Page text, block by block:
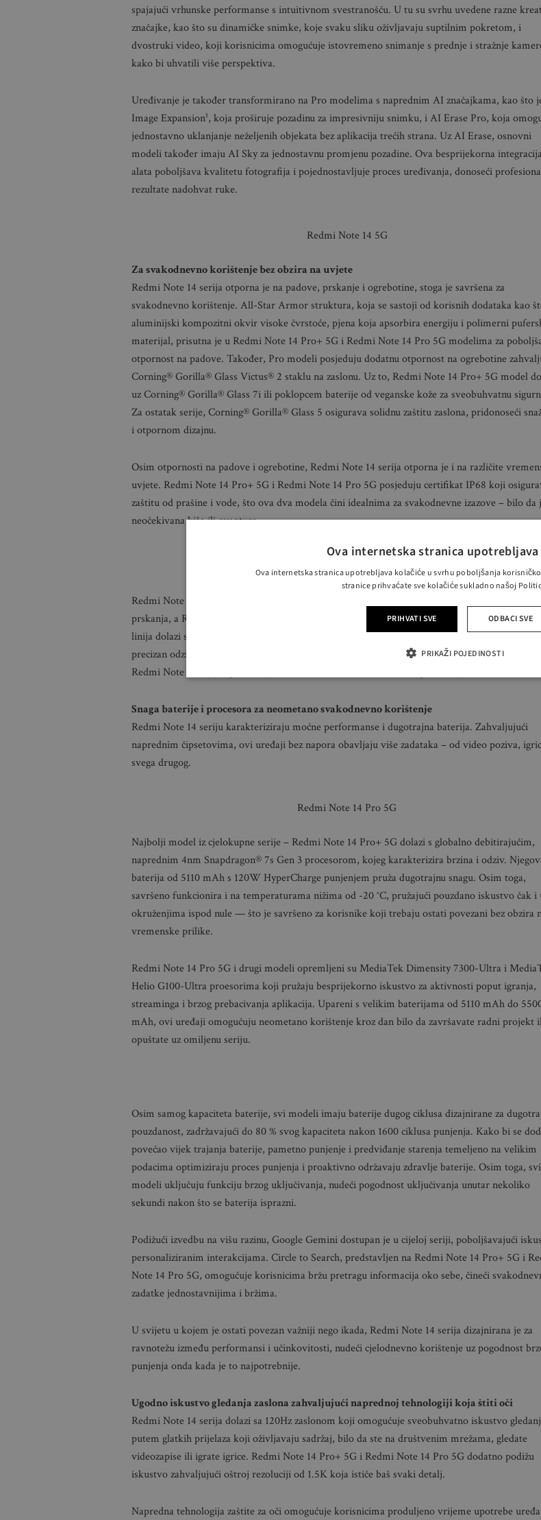
spajajući vrhunske performanse s intuitivnom svestranošću. U tu su svrhu uvedene razne
značajke, kao što su dinamičke snimke, koje svaku sliku oživljavaju suptilnim pokretom, i
dvostruki video, koji korisnicima omogućuje istovremeno snimanje s prednje i stražnje
kako bi uhvatili više perspektiva.
Uređivanje je također transformirano na Pro modelima s naprednim AI značajkama, kao što
Image Expansion¹, koja proširuje pozadinu za impresivniju snimku, i AI Erase Pro, koja
jednostavno uklanjanje neželjenih objekata bez aplikacija trećih strana. Uz AI Erase, osnovni
modeli također imaju AI Sky za jednostavnu promjenu pozadine. Ova besprijekorna
alata poboljšava kvalitetu fotografija i pojednostavljuje proces uređivanja, donoseći
rezultate nadohvat ruke.
Redmi Note 14 5G
Za svakodnevno korištenje bez obzira na uvjete
Redmi Note 14 serija otporna je na padove, prskanje i ogrebotine, stoga je savršena za
svakodnevno korištenje. All-Star Armor struktura, koja se sastoji od korisnih dodataka kao
aluminijski kompozitni okvir visoke čvrstoće, pjena koja apsorbira energiju i polimerni
materijal, prisutna je u Redmi Note 14 Pro+ 5G i Redmi Note 14 Pro 5G modelima za
otpornost na padove. Također, Pro modeli posjeduju dodatnu otpornost na ogrebotine
Corning® Gorilla® Glass Victus® 2 staklu na zaslonu. Uz to, Redmi Note 14 Pro+ 5G model
uz Corning® Gorilla® Glass 7i ili poklopcem baterije od veganske kože za sveobuhvatnu
Za ostatak serije, Corning® Gorilla® Glass 5 osigurava solidnu zaštitu zaslona, ​​pridonoseći
i otpornom dizajnu.
Osim otpornosti na padove i ogrebotine, Redmi Note 14 serija otporna je i na različite
uvjete. Redmi Note 14 Pro+ 5G i Redmi Note 14 Pro 5G posjeduju certifikat IP68 koji
zaštitu od prašine i vode, što ova dva modela čini idealnima za svakodnevne izazove – bilo da
neočekivana kiša ili avantura.
Redmi Note 14 Pro+ 5G
Redmi Note 14 Pro i Redmi Note 14 5G dolaze sa certifikatom IP64 koji ih štiti od prašine i
prskanja, a Redmi Note 14 ima certifikat IP54 za otpornost na prskanje i prašinu. Štoviše, cijela
linija dolazi s optimiziranim zaslonom koji će, čak i u mokrim ili masnim uvjetima, osigurati
precizan odziv i točnost unosa dodirom. U kombinaciji s ovim vrhunskim značajkama
Redmi Note 14 serija spremna je izdržati sve izazove svakodnevnog korištenja.
Snaga baterije i procesora za neometano svakodnevno korištenje
Redmi Note 14 seriju karakteriziraju moćne performanse i dugotrajna baterija. Zahvaljujući
naprednim čipsetovima, ovi uređaji bez napora obavljaju više zadataka – od video poziva,
svega drugog.
Redmi Note 14 Pro 5G
Najbolji model iz cjelokupne serije – Redmi Note 14 Pro+ 5G dolazi s globalno debitirajućim,
naprednim 4nm Snapdragon® 7s Gen 3 procesorom, kojeg karakterizira brzina i odziv.
baterija od 5110 mAh s 120W HyperCharge punjenjem pruža dugotrajnu snagu. Osim toga,
savršeno funkcionira i na temperaturama nižima od -20 °C, pružajući pouzdano iskustvo čak i
okruženjima ispod nule — što je savršeno za korisnike koji trebaju ostati povezani bez obzira
vremenske prilike.
Redmi Note 14 Pro 5G i drugi modeli opremljeni su MediaTek Dimensity 7300-Ultra i
Helio G100-Ultra proesorima koji pružaju besprijekorno iskustvo za aktivnosti poput igranja,
streaminga i brzog prebacivanja aplikacija. Upareni s velikim baterijama od 5110 mAh do
mAh, ovi uređaji omogućuju neometano korištenje kroz dan bilo da završavate radni projekt
opuštate uz omiljenu seriju.
Osim samog kapaciteta baterije, svi modeli imaju baterije dugog ciklusa dizajnirane za
pouzdanost, zadržavajući do 80 % svog kapaciteta nakon 1600 ciklusa punjenja. Kako bi se
povećao vijek trajanja baterije, pametno punjenje i predviđanje starenja temeljeno na velikim
podacima optimiziraju proces punjenja i proaktivno održavaju zdravlje baterije. Osim toga,
modeli uključuju funkciju brzog uključivanja, nudeći pogodnost uključivanja unutar nekoliko
sekundi nakon što se baterija isprazni.
Podižući izvedbu na višu razinu, Google Gemini dostupan je u cijeloj seriji, poboljšavajući
personaliziranim interakcijama. Circle to Search, predstavljen na Redmi Note 14 Pro+ 5G i
Note 14 Pro 5G, omogućuje korisnicima bržu pretragu informacija oko sebe, čineći
zadatke jednostavnijima i bržima.
U svijetu u kojem je ostati povezan važniji nego ikada, Redmi Note 14 serija dizajnirana je za
ravnotežu između performansi i učinkovitosti, nudeći cjelodnevno korištenje uz pogodnost
punjenja onda kada je to najpotrebnije.
Ugodno iskustvo gledanja zaslona zahvaljujući naprednoj tehnologiji koja štiti oči
Redmi Note 14 serija dolazi sa 120Hz zaslonom koji omogućuje sveobuhvatno iskustvo
putem glatkih prijelaza koji oživljavaju sadržaj, bilo da ste na društvenim mrežama, gledate
videozapise ili igrate igrice. Redmi Note 14 Pro+ 5G i Redmi Note 14 Pro 5G dodatno podižu
iskustvo zahvaljujući oštroj rezoluciji od 1.5K koja ističe baš svaki detalj.
Napredna tehnologija zaštite za oči omogućuje korisnicima produljeno vrijeme upotrebe
Ova internetska stranica
Ova internetska stranica upotrebljava kolačiće u svrhu poboljšanja
stranice prihvaćate sve kolačiće sukladno našoj
PRIHVATI SVE ODBACI SVE
PRIKAŽI POJEDINOSTI